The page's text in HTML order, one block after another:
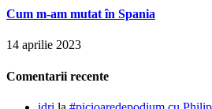
Cum m-am mutat în Spania
14 aprilie 2023
Comentarii recente